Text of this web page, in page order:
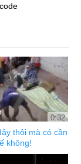
0:32
thôi mà có cần
không!